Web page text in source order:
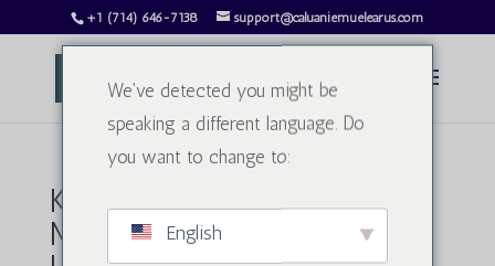
+1 (714) 646-7138 support@caluaniemuelearus.com
Keadaan Semasa Caluanie
Muelear Oksida di
We've detected you might be
speaking a different language. Do
you want to change to:
English